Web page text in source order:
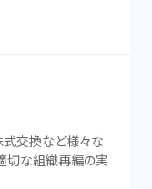
式交換など様々な
適切な組織再編の実